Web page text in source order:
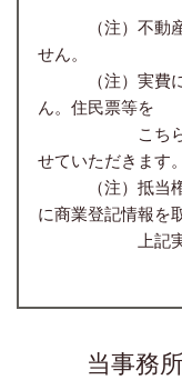
（注）不動産の
せん。
（注）実費に
ん。住民票等を
こちらで取得
せていただきます。
（注）抵当権
に商業登記情報を
上記実費に
当事務